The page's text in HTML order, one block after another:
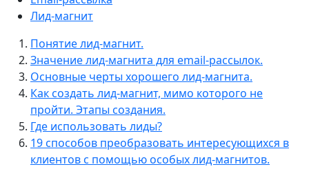
Лид-магнит
Понятие лид-магнит.
Значение лид-магнита для email-рассылок.
Основные черты хорошего лид-магнита.
Как создать лид-магнит, мимо которого не
пройти. Этапы создания.
Где использовать лиды?
19 способов преобразовать интересующихся в
клиентов с помощью особых лид-магнитов.